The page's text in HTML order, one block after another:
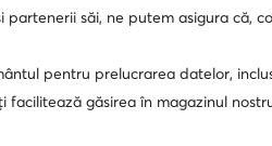
baieti
baieti pantofi albi copii
partenerii săi, ne putem asigura că,
pentru prelucrarea datelor,
facilitează găsirea în magazinul